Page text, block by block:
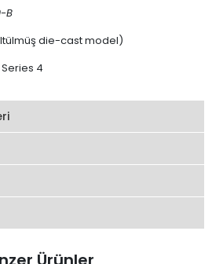
B
die-cast model)
4